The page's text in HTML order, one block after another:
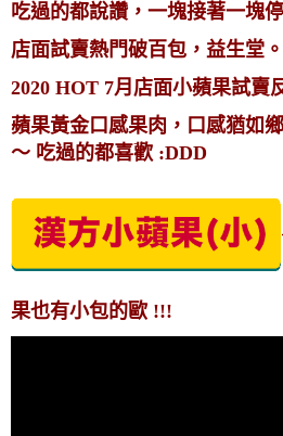
吃過的都說讚，一塊接著一塊
店面試賣熱門破百包，益生堂
2020 HOT 7月店面小蘋果試賣
蘋果黃金口感果肉，口感猶如
～ 吃過的都喜歡 :DDD
果也有小包的歐 !!!